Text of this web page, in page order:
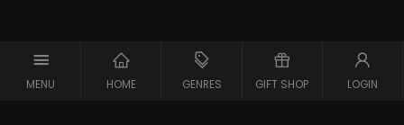
MENU HOME GENRES GIFT SHOP LOGIN